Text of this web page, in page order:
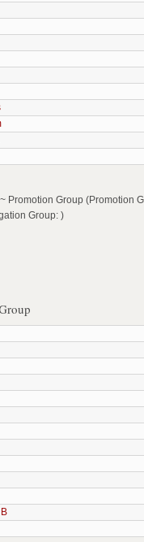
Promotion Group (Promotion
Group: )